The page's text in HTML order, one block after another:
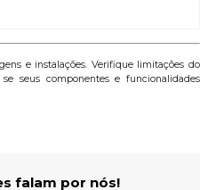
e instalações. Verifique limitações do
seus componentes e funcionalidades
falam por nós!